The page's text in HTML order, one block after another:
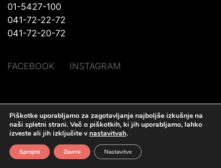
01-5427-100
041-72-22-72
041-72-20-72
FACEBOOK INSTAGRAM
Izdelava spletnih straniPlenum IT d.o.o.
Piškotke uporabljamo za zagotavljanje najboljše izkušnje na
naši spletni strani. Več o piškotkih, ki jih uporabljamo, lahko
izveste ali jih izključite v nastavitvah.
Sprejmi Zavrni Nastavitve